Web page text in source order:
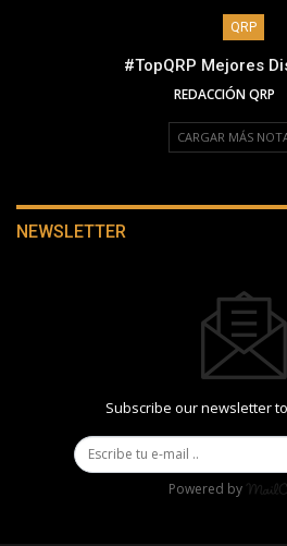
QRP
#TopQRP Mejores
REDACCIÓN QRP
CARGAR MÁS
NEWSLETTER
Subscribe our newsletter
Powered by